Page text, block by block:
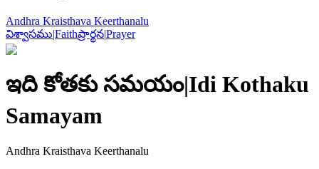
Andhra Kraisthava Keerthanalu
విశ్వాసము|Faithప్రార్థన|Prayer
ఇది కోతకు సమయం|Idi Kothaku
Samayam
Andhra Kraisthava Keerthanalu